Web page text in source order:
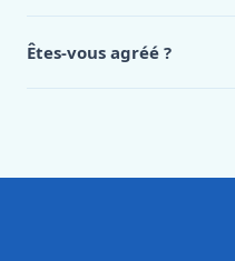
Êtes-vous agréé ?